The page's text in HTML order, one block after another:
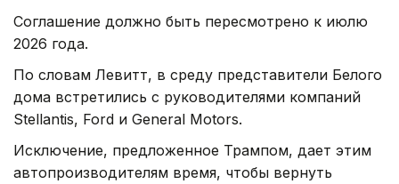
Соглашение должно быть пересмотрено к июлю
2026 года.
По словам Левитт, в среду представители Белого
дома встретились с руководителями компаний
Stellantis, Ford и General Motors.
Исключение, предложенное Трампом, дает этим
автопроизводителям время, чтобы вернуть